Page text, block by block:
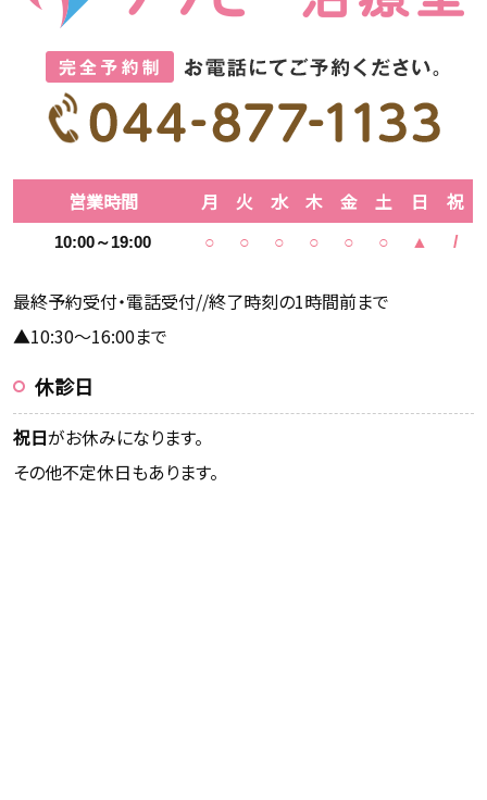
営業時間 月 火 水 木 金 土 日 祝
10:00～19:00 ○ ○ ○ ○ ○ ○ ▲ /
最終予約受付・電話受付//終了時刻の1時間前まで
▲10:30～16:00まで
休診日
祝日がお休みになります。
その他不定休日もあります。